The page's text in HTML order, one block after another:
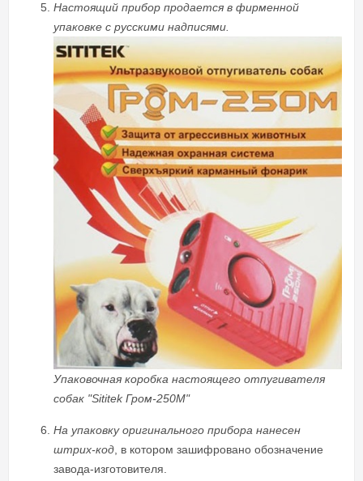
Настоящий прибор продается в фирменной
упаковке с русскими надписями.
Упаковочная коробка настоящего отпугивателя
собак "Sititek Гром-250М"
На упаковку оригинального прибора нанесен
штрих-код, в котором зашифровано обозначение
завода-изготовителя.